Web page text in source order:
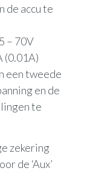
de accu te
– 70V
(0.01A)
een tweede
en de
te
zekering
de ‘Aux’